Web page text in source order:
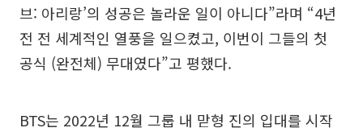
브: 아리랑’의 성공은 놀라운 일이 아니다”라며 “4년
전 전 세계적인 열풍을 일으켰고, 이번이 그들의 첫
공식 (완전체) 무대였다”고 평했다.
BTS는 2022년 12월 그룹 내 맏형 진의 입대를 시작